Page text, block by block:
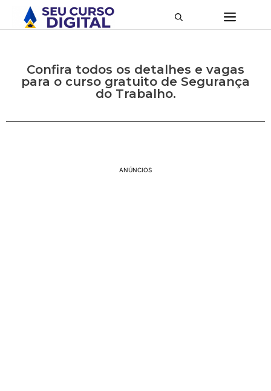
Confira todos os detalhes e vagas
para o curso gratuito de Segurança
do Trabalho.
ANÚNCIOS